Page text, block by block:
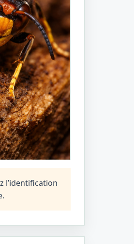
l’identification